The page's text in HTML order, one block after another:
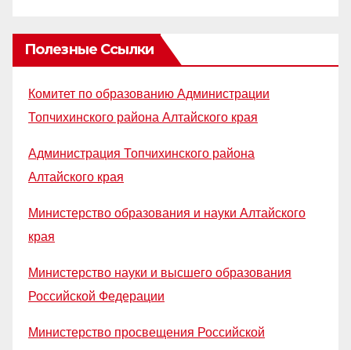
Полезные Ссылки
Комитет по образованию Администрации
Топчихинского района Алтайского края
Администрация Топчихинского района
Алтайского края
Министерство образования и науки Алтайского
края
Министерство науки и высшего образования
Российской Федерации
Министерство просвещения Российской